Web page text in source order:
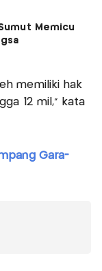
Memicu
memiliki hak
12 mil," kata
Gara-